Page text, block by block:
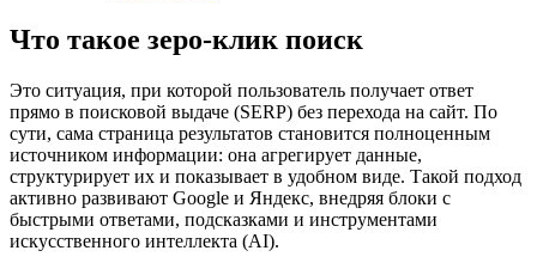
Что такое зеро-клик поиск
Это ситуация, при которой пользователь получает ответ
прямо в поисковой выдаче (SERP) без перехода на сайт. По
сути, сама страница результатов становится полноценным
источником информации: она агрегирует данные,
структурирует их и показывает в удобном виде. Такой подход
активно развивают Google и Яндекс, внедряя блоки с
быстрыми ответами, подсказками и инструментами
искусственного интеллекта (AI).